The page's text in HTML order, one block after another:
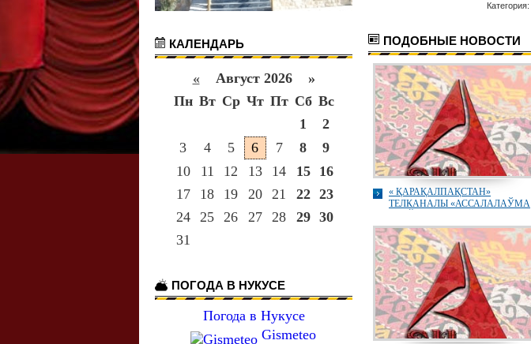
КАЛЕНДАРЬ
« Август 2026 »
Пн Вт Ср Чт Пт Сб Вс
1
2
3
4 5 6 7 8
9
10
11 12 13 14 15
16
17
18 19 20 21 22 23
24
25 26 27 28 29 30
31
ПОГОДА В НУКУСЕ
Погода в Нукусе
Gismeteo
Категория:
ПОДОБНЫЕ НОВОСТИ
« ҚАРАҚАЛПАҚСТАН»
ТЕЛКАНАЛЫ «АССАЛАЛАЎМА
көрсетиўи «Қарақалпақнама»
рубрикасы (2022-жыл)